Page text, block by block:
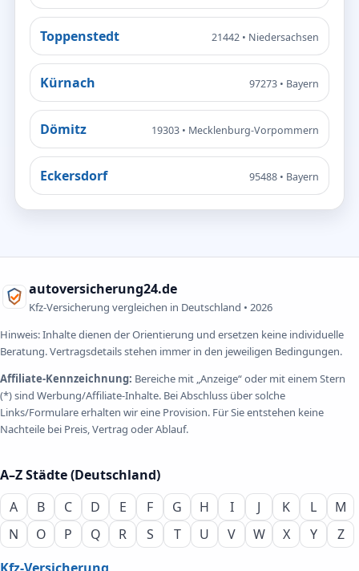
Toppenstedt 21442 • Niedersachsen
Kürnach 97273 • Bayern
Dömitz 19303 • Mecklenburg-Vorpommern
Eckersdorf 95488 • Bayern
autoversicherung24.de
Kfz-Versicherung vergleichen in Deutschland • 2026
Hinweis: Inhalte dienen der Orientierung und ersetzen keine individuelle
Beratung. Vertragsdetails stehen immer in den jeweiligen Bedingungen.
Affiliate-Kennzeichnung: Bereiche mit „Anzeige“ oder mit einem Stern
(*) sind Werbung/Affiliate-Inhalte. Bei Abschluss über solche
Links/Formulare erhalten wir eine Provision. Für Sie entstehen keine
Nachteile bei Preis, Vertrag oder Ablauf.
A–Z Städte (Deutschland)
A
B C D E F G H I J K L
M
N
O P Q R S T U V W X Y
Z